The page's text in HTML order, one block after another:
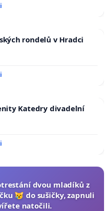
rondelů v Hradci
Katedry divadelní
dvou mladíků z
😿 do sušičky, zapnuli
natočili.